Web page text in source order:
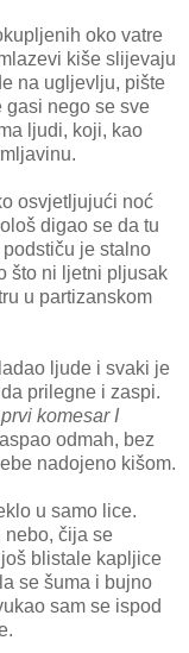
oko vatre
kiše slijevaju
na ugljevlju, pište
gasi nego se sve
ljudi, koji, kao
osvjetljujući noć
digao se da tu
je stalno
što ni ljetni pljusak
u partizanskom
ljude i svaki je
prilegne i zaspi.
komesar I
odmah, bez
nadojeno kišom.
u samo lice.
nebo, čija se
blistale kapljice
se šuma i bujno
sam se ispod